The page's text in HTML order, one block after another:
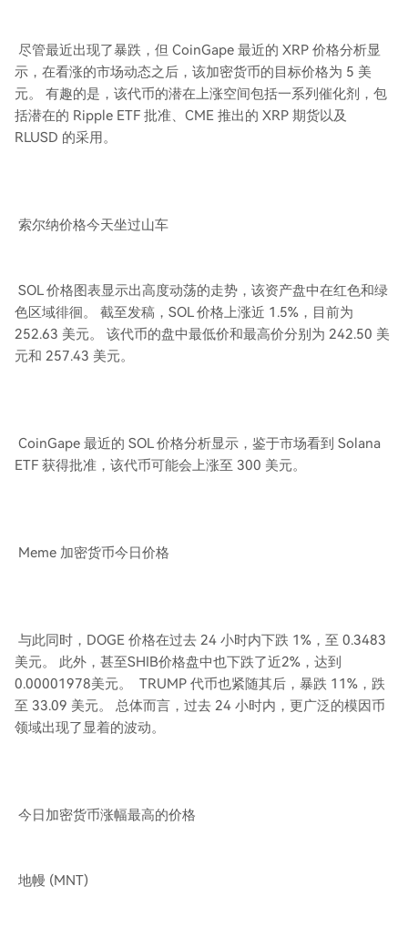
尽管最近出现了暴跌，但 CoinGape 最近的 XRP 价格分析显
示，在看涨的市场动态之后，该加密货币的目标价格为 5 美
元。 有趣的是，该代币的潜在上涨空间包括一系列催化剂，包
括潜在的 Ripple ETF 批准、CME 推出的 XRP 期货以及
RLUSD 的采用。
索尔纳价格今天坐过山车
SOL 价格图表显示出高度动荡的走势，该资产盘中在红色和绿
色区域徘徊。 截至发稿，SOL 价格上涨近 1.5%，目前为
252.63 美元。 该代币的盘中最低价和最高价分别为 242.50 美
元和 257.43 美元。
CoinGape 最近的 SOL 价格分析显示，鉴于市场看到 Solana
ETF 获得批准，该代币可能会上涨至 300 美元。
Meme 加密货币今日价格
与此同时，DOGE 价格在过去 24 小时内下跌 1%，至 0.3483
美元。 此外，甚至SHIB价格盘中也下跌了近2%，达到
0.00001978美元。 TRUMP 代币也紧随其后，暴跌 11%，跌
至 33.09 美元。 总体而言，过去 24 小时内，更广泛的模因币
领域出现了显着的波动。
今日加密货币涨幅最高的价格
地幔 (MNT)